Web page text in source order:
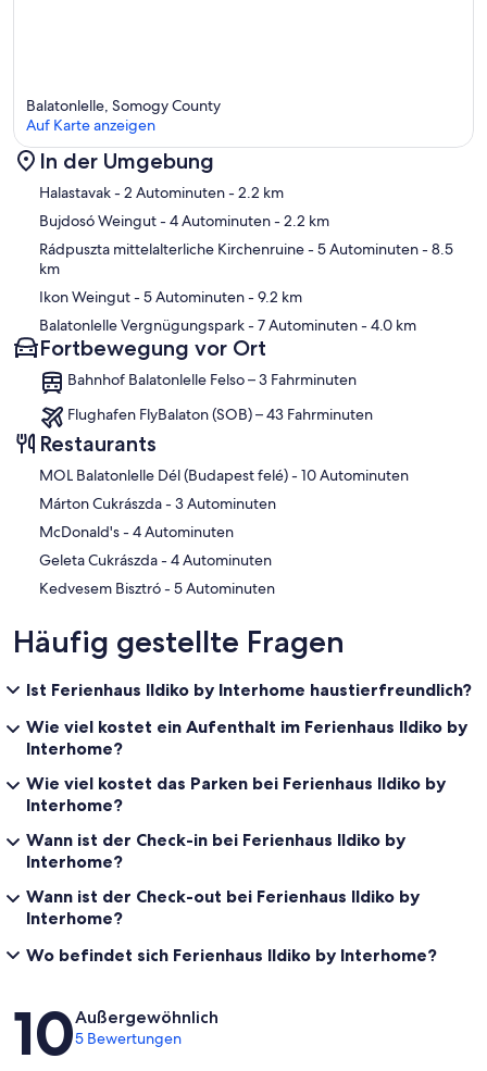
Karte
Balatonlelle, Somogy County
Auf Karte anzeigen
In der Umgebung
Halastavak- 2 Autominuten- 2.2 km
Bujdosó Weingut- 4 Autominuten- 2.2 km
Rádpuszta mittelalterliche Kirchenruine- 5 Autominuten- 8.5
km
Ikon Weingut- 5 Autominuten- 9.2 km
Balatonlelle Vergnügungspark- 7 Autominuten- 4.0 km
Fortbewegung vor Ort
Bahnhof Balatonlelle Felso – 3 Fahrminuten
Flughafen FlyBalaton (SOB) – 43 Fahrminuten
Restaurants
‪MOL Balatonlelle Dél (Budapest felé) - ‬10 Autominuten
‪Márton Cukrászda - ‬3 Autominuten
‪McDonald's - ‬4 Autominuten
‪Geleta Cukrászda - ‬4 Autominuten
‪Kedvesem Bisztró - ‬5 Autominuten
Häufig gestellte Fragen
Ist Ferienhaus Ildiko by Interhome haustierfreundlich?
Wie viel kostet ein Aufenthalt im Ferienhaus Ildiko by
Interhome?
Wie viel kostet das Parken bei Ferienhaus Ildiko by
Interhome?
Wann ist der Check-in bei Ferienhaus Ildiko by
Interhome?
Wann ist der Check-out bei Ferienhaus Ildiko by
Interhome?
Wo befindet sich Ferienhaus Ildiko by Interhome?
Bewertungen
10Außergewöhnlich
5 Bewertungen